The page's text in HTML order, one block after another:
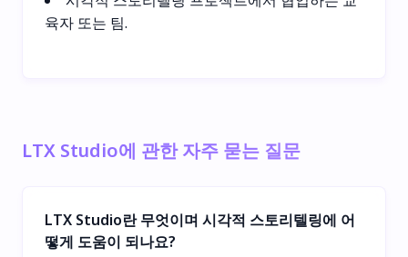
육자 또는 팀.
LTX Studio에 관한 자주 묻는 질문
LTX Studio란 무엇이며 시각적 스토리텔링에 어
떻게 도움이 되나요?